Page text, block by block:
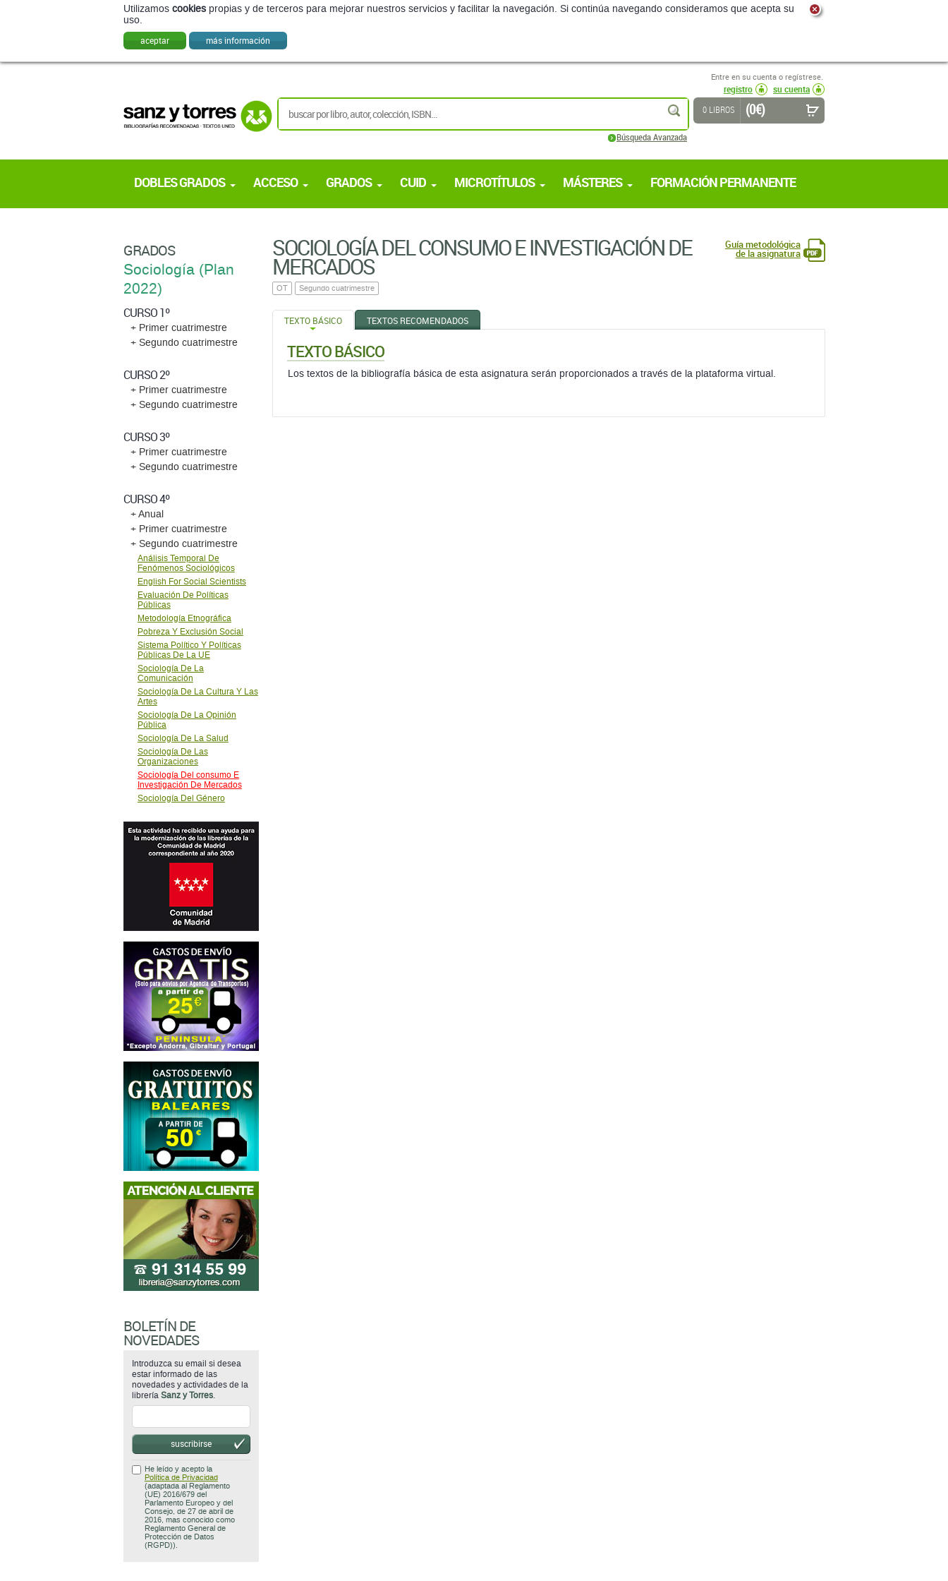
Utilizamos cookies propias y de terceros para mejorar nuestros servicios y facilitar la navegación. Si continúa navegando consideramos que acepta su
uso.
aceptar más información
Entre en su cuenta o regístrese.
registro
su cuenta
buscar
Búsqueda Avanzada
0 LIBROS (0 €)
DOBLES GRADOS ACCESO GRADOS CUID MICROTÍTULOS MÁSTERES FORMACIÓN PERMANENTE
SOCIOLOGÍA DEL CONSUMO E INVESTIGACIÓN DE
MERCADOS
OT Segundo cuatrimestre
Guía metodológica
de la asignatura
TEXTO BÁSICO TEXTOS RECOMENDADOS
TEXTO BÁSICO
Los textos de la bibliografía básica de esta asignatura serán proporcionados a través de la plataforma virtual.
GRADOS
Sociología (Plan
2022)
CURSO 1º
+ Primer cuatrimestre
+ Segundo cuatrimestre
CURSO 2º
+ Primer cuatrimestre
+ Segundo cuatrimestre
CURSO 3º
+ Primer cuatrimestre
+ Segundo cuatrimestre
CURSO 4º
+ Anual
+ Primer cuatrimestre
+ Segundo cuatrimestre
Análisis Temporal De
Fenómenos Sociológicos
English For Social Scientists
Evaluación De Políticas
Públicas
Metodología Etnográfica
Pobreza Y Exclusión Social
Sistema Político Y Políticas
Públicas De La UE
Sociología De La
Comunicación
Sociología De La Cultura Y Las
Artes
Sociología De La Opinión
Pública
Sociología De La Salud
Sociología De Las
Organizaciones
Sociología Del consumo E
Investigación De Mercados
Sociología Del Género
BOLETÍN DE
NOVEDADES
Introduzca su email si desea
estar informado de las
novedades y actividades de la
librería Sanz y Torres.
suscribirse
He leído y acepto la
Política de Privacidad
(adaptada al Reglamento
(UE) 2016/679 del
Parlamento Europeo y del
Consejo, de 27 de abril de
2016, mas conocido como
Reglamento General de
Protección de Datos
(RGPD)).